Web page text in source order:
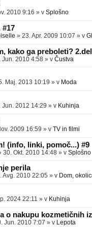
2010 9:16 » v Splošno
#17
» 23. Apr. 2009 10:07 » v
kako ga preboleti? 2.del
Jun. 2010 4:58 » v Čustva
Maj. 2013 10:19 » v Moda
Jun. 2012 14:29 » v Kuhinja
2009 16:59 » v TV in filmi
(info, linki, pomoč...) #9
30. Okt. 2010 14:48 » v Splošno
perila
Avg. 2010 22:05 » v Dom,
2024 22:11 » v Kuhinja
o nakupu kozmetičnih
Jun. 2010 7:07 » v Lepota